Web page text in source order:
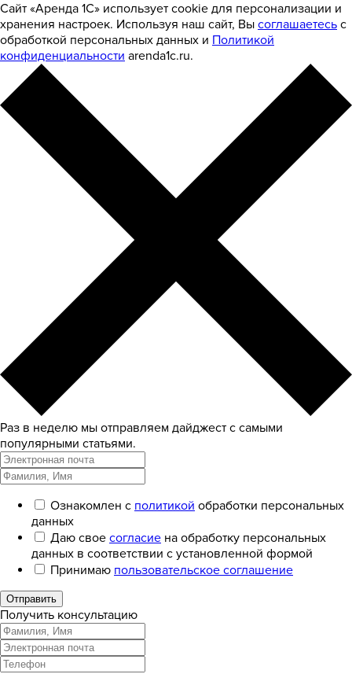
Сайт «Аренда 1С» использует cookie для персонализации и
хранения настроек. Используя наш сайт, Вы соглашаетесь с
обработкой персональных данных и Политикой
конфиденциальности arenda1c.ru.
Раз в неделю мы отправляем дайджест с самыми
популярными статьями.
Ознакомлен с политикой обработки персональных
данных
Даю свое согласие на обработку персональных
данных в соответствии с установленной формой
Принимаю пользовательское соглашение
Отправить
Получить консультацию